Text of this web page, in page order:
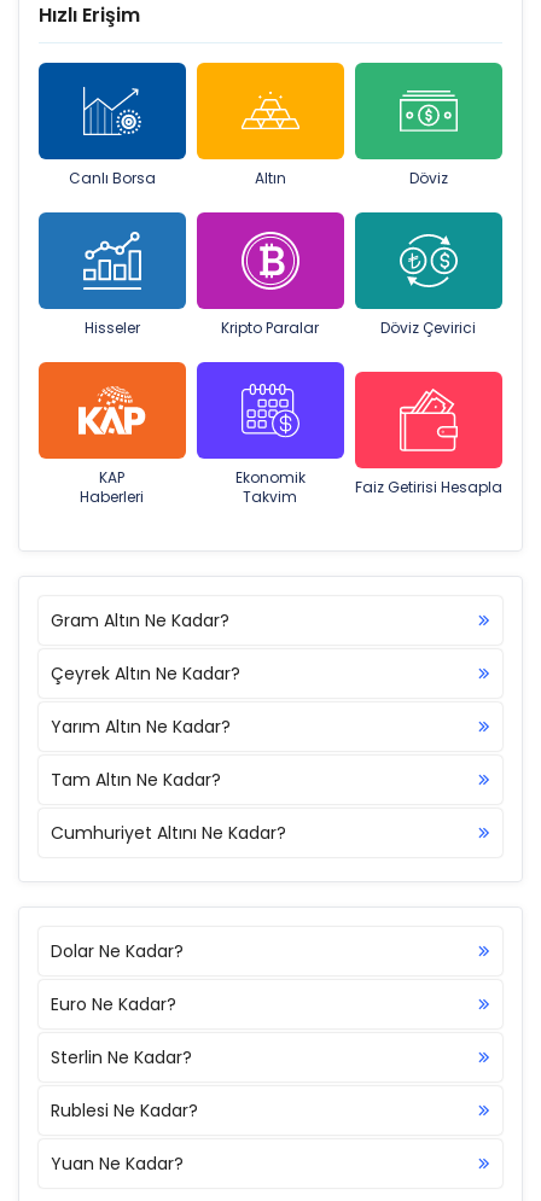
Hızlı Erişim
Canlı Borsa Altın Döviz
Hisseler Kripto Paralar Döviz Çevirici
KAP
Haberleri
Ekonomik
Takvim
Faiz Getirisi Hesapla
Gram Altın Ne Kadar?
Çeyrek Altın Ne Kadar?
Yarım Altın Ne Kadar?
Tam Altın Ne Kadar?
Cumhuriyet Altını Ne Kadar?
Dolar Ne Kadar?
Euro Ne Kadar?
Sterlin Ne Kadar?
Rublesi Ne Kadar?
Yuan Ne Kadar?